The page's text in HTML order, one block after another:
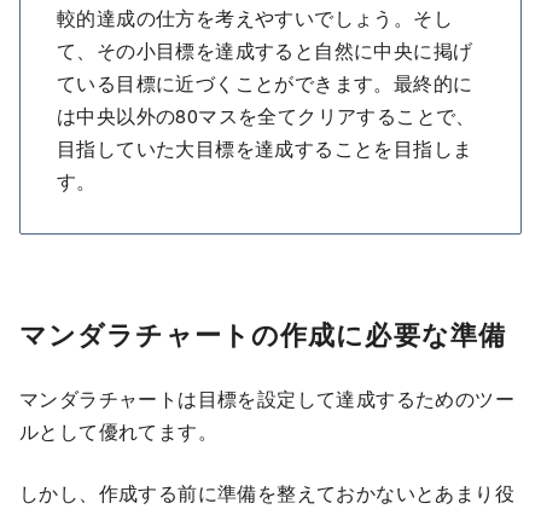
較的達成の仕方を考えやすいでしょう。そし
て、その小目標を達成すると自然に中央に掲げ
ている目標に近づくことができます。最終的に
は中央以外の80マスを全てクリアすることで、
目指していた大目標を達成することを目指しま
す。
マンダラチャートの作成に必要な準備
マンダラチャートは目標を設定して達成するためのツー
ルとして優れてます。
しかし、作成する前に準備を整えておかないとあまり役